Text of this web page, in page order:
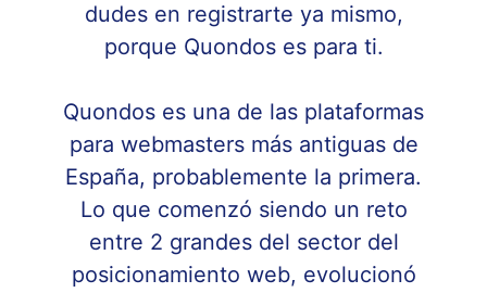
dudes en registrarte ya mismo,
porque Quondos es para ti.
Quondos es una de las plataformas
para webmasters más antiguas de
España, probablemente la primera.
Lo que comenzó siendo un reto
entre 2 grandes del sector del
posicionamiento web, evolucionó